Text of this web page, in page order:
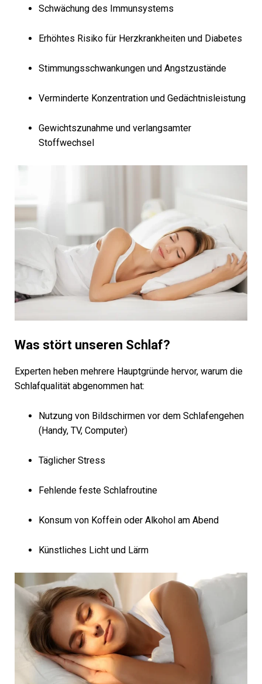
Schwächung des Immunsystems
Erhöhtes Risiko für Herzkrankheiten und Diabetes
Stimmungsschwankungen und Angstzustände
Verminderte Konzentration und Gedächtnisleistung
Gewichtszunahme und verlangsamter
Stoffwechsel
Was stört unseren Schlaf?
Experten heben mehrere Hauptgründe hervor, warum die
Schlafqualität abgenommen hat:
Nutzung von Bildschirmen vor dem Schlafengehen
(Handy, TV, Computer)
Täglicher Stress
Fehlende feste Schlafroutine
Konsum von Koffein oder Alkohol am Abend
Künstliches Licht und Lärm